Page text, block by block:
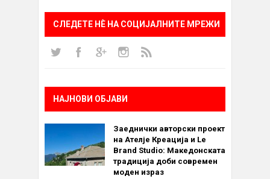
СЛЕДЕТЕ НÈ НА СОЦИЈАЛНИТЕ МРЕЖИ
НАЈНОВИ ОБЈАВИ
Заеднички авторски проект
на Ателје Креација и Le
Brand Studio: Македонската
традиција доби современ
моден израз